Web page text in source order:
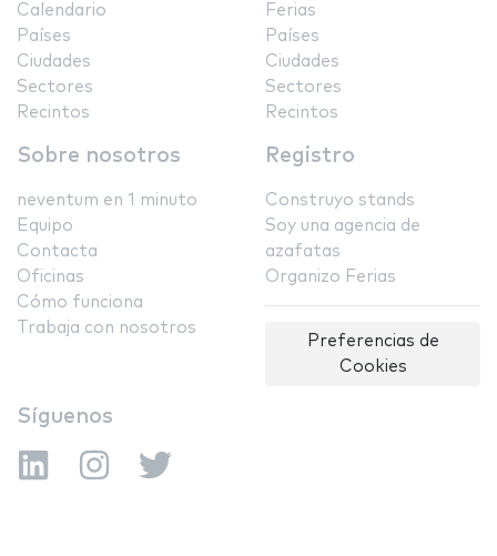
Calendario
Países
Ciudades
Sectores
Recintos
Ferias
Países
Ciudades
Sectores
Recintos
Sobre nosotros
neventum en 1 minuto
Equipo
Contacta
Oficinas
Cómo funciona
Trabaja con nosotros
Registro
Construyo stands
Soy una agencia de
azafatas
Organizo Ferias
Preferencias de
Cookies
Síguenos